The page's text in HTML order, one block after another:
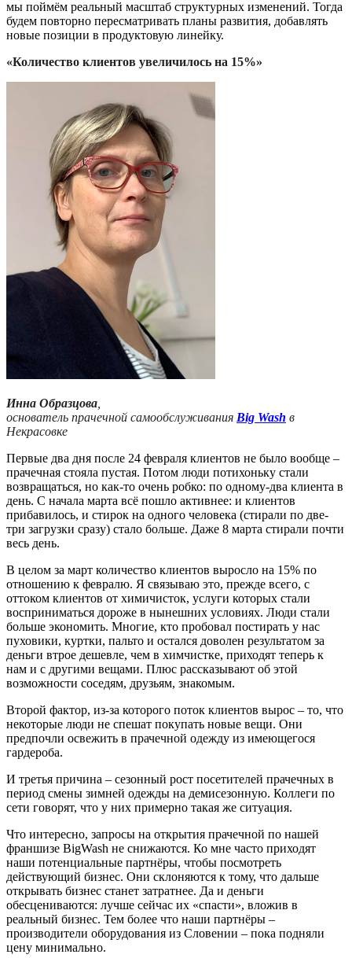
мы поймём реальный масштаб структурных изменений. Тогда
будем повторно пересматривать планы развития, добавлять
новые позиции в продуктовую линейку.
«Количество клиентов увеличилось на 15%»
Инна Образцова,
основатель прачечной самообслуживания Big Wash в
Некрасовке
Первые два дня после 24 февраля клиентов не было вообще –
прачечная стояла пустая. Потом люди потихоньку стали
возвращаться, но как-то очень робко: по одному-два клиента в
день. С начала марта всё пошло активнее: и клиентов
прибавилось, и стирок на одного человека (стирали по две-
три загрузки сразу) стало больше. Даже 8 марта стирали почти
весь день.
В целом за март количество клиентов выросло на 15% по
отношению к февралю. Я связываю это, прежде всего, с
оттоком клиентов от химичисток, услуги которых стали
восприниматься дороже в нынешних условиях. Люди стали
больше экономить. Многие, кто пробовал постирать у нас
пуховики, куртки, пальто и остался доволен результатом за
деньги втрое дешевле, чем в химчистке, приходят теперь к
нам и с другими вещами. Плюс рассказывают об этой
возможности соседям, друзьям, знакомым.
Второй фактор, из-за которого поток клиентов вырос – то, что
некоторые люди не спешат покупать новые вещи. Они
предпочли освежить в прачечной одежду из имеющегося
гардероба.
И третья причина – сезонный рост посетителей прачечных в
период смены зимней одежды на демисезонную. Коллеги по
сети говорят, что у них примерно такая же ситуация.
Что интересно, запросы на открытия прачечной по нашей
франшизе BigWash не снижаются. Ко мне часто приходят
наши потенциальные партнёры, чтобы посмотреть
действующий бизнес. Они склоняются к тому, что дальше
открывать бизнес станет затратнее. Да и деньги
обесцениваются: лучше сейчас их «спасти», вложив в
реальный бизнес. Тем более что наши партнёры –
производители оборудования из Словении – пока подняли
цену минимально.